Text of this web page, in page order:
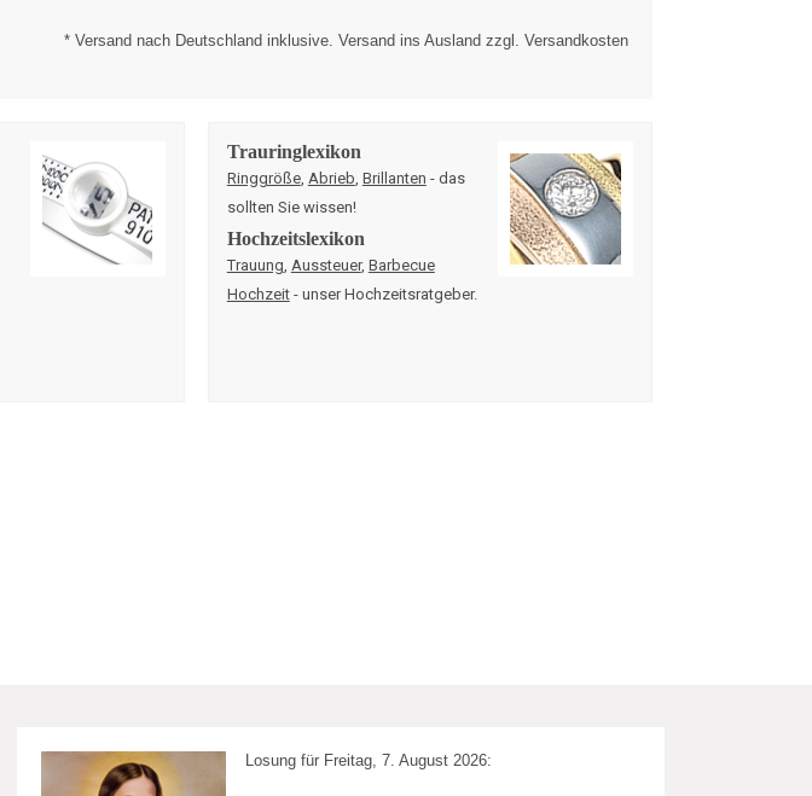
* Versand nach Deutschland inklusive. Versand ins Ausland zzgl. Versandkosten
Trauringlexikon
Ringgröße, Abrieb Brillanten - das
sollten Sie wissen!
Hochzeitslexikon
Trauung Aussteuer, Barbecue
Hochzeit- unser Hochzeitsratgeber.
Losung für Freitag, 7. August 2026: